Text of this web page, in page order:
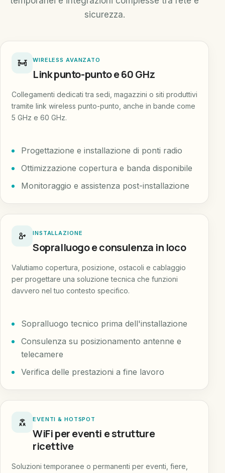
sicurezza.
WIRELESS AVANZATO
Link punto-punto e 60 GHz
Collegamenti dedicati tra sedi, magazzini o siti produttivi
tramite link wireless punto-punto, anche in bande come
5 GHz e 60 GHz.
Progettazione e installazione di ponti radio
Ottimizzazione copertura e banda disponibile
Monitoraggio e assistenza post-installazione
INSTALLAZIONE
Sopralluogo e consulenza in loco
Valutiamo copertura, posizione, ostacoli e cablaggio
per progettare una soluzione tecnica che funzioni
davvero nel tuo contesto specifico.
Sopralluogo tecnico prima dell'installazione
Consulenza su posizionamento antenne e
telecamere
Verifica delle prestazioni a fine lavoro
EVENTI & HOTSPOT
WiFi per eventi e strutture
ricettive
Soluzioni temporanee o permanenti per eventi, fiere,